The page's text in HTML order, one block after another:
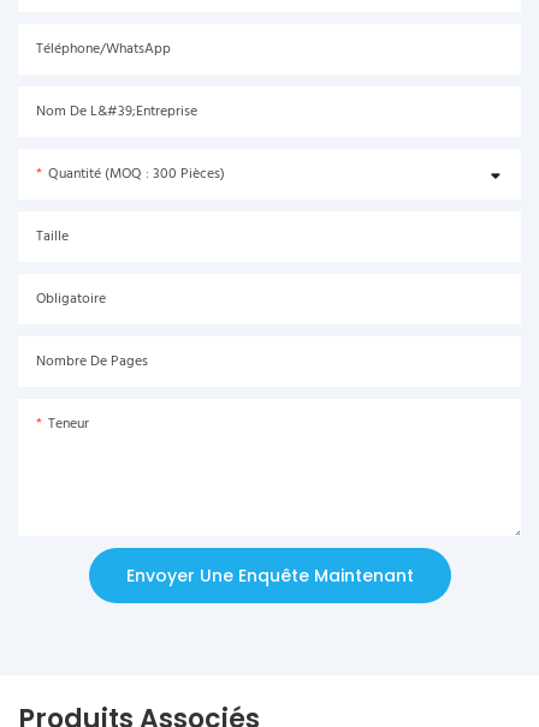
Téléphone/WhatsApp
Nom De L&#39;entreprise
Quantité (MOQ : 300 Pièces)
Taille
Obligatoire
Nombre De Pages
Teneur
Envoyer Une Enquête Maintenant
Produits Associés